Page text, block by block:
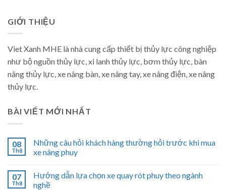
GIỚI THIỆU
Viet Xanh MHE là nhà cung cấp thiết bị thủy lực công nghiệp
như bộ nguồn thủy lực, xi lanh thủy lực, bơm thủy lực, bàn
nâng thủy lực, xe nâng bàn, xe nâng tay, xe nâng điện, xe nâng
thủy lực.
BÀI VIẾT MỚI NHẤT
08
Th8
Những câu hỏi khách hàng thường hỏi trước khi mua
xe nâng phuy
07
Th8
Hướng dẫn lựa chọn xe quay rót phuy theo ngành
nghề